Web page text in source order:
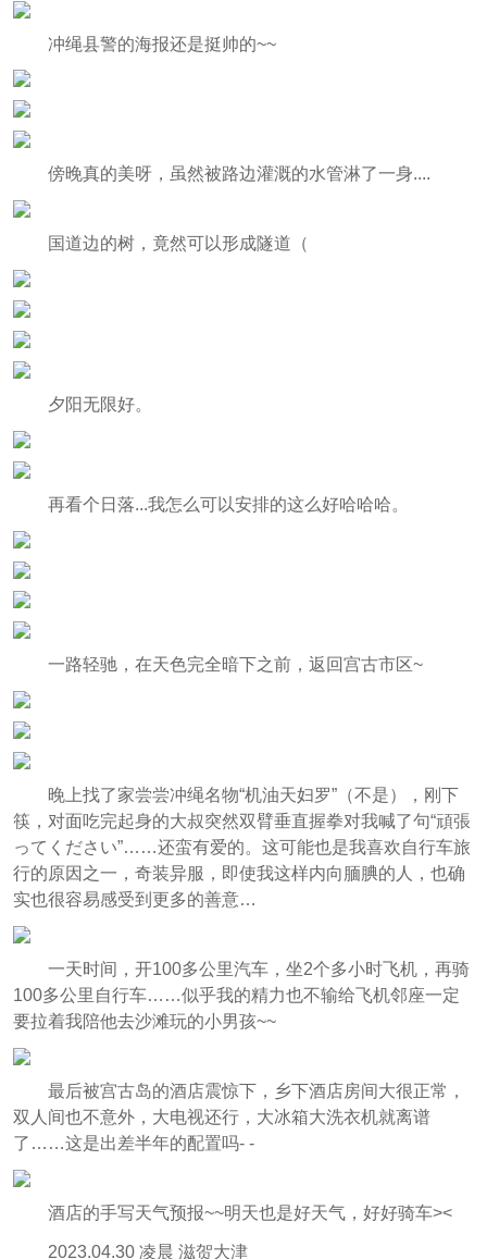
冲绳县警的海报还是挺帅的~~
傍晚真的美呀，虽然被路边灌溉的水管淋了一身....
国道边的树，竟然可以形成隧道（
夕阳无限好。
再看个日落...我怎么可以安排的这么好哈哈哈。
一路轻驰，在天色完全暗下之前，返回宫古市区~
晚上找了家尝尝冲绳名物“机油天妇罗”（不是），刚下
筷，对面吃完起身的大叔突然双臂垂直握拳对我喊了句“頑張
ってください”……还蛮有爱的。这可能也是我喜欢自行车旅
行的原因之一，奇装异服，即使我这样内向腼腆的人，也确
实也很容易感受到更多的善意…
一天时间，开100多公里汽车，坐2个多小时飞机，再骑
100多公里自行车……似乎我的精力也不输给飞机邻座一定
要拉着我陪他去沙滩玩的小男孩~~
最后被宫古岛的酒店震惊下，乡下酒店房间大很正常，
双人间也不意外，大电视还行，大冰箱大洗衣机就离谱
了……这是出差半年的配置吗- -
酒店的手写天气预报~~明天也是好天气，好好骑车><
2023.04.30 凌晨 滋贺大津